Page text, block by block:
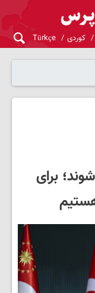
کوردی Türkçe
برای